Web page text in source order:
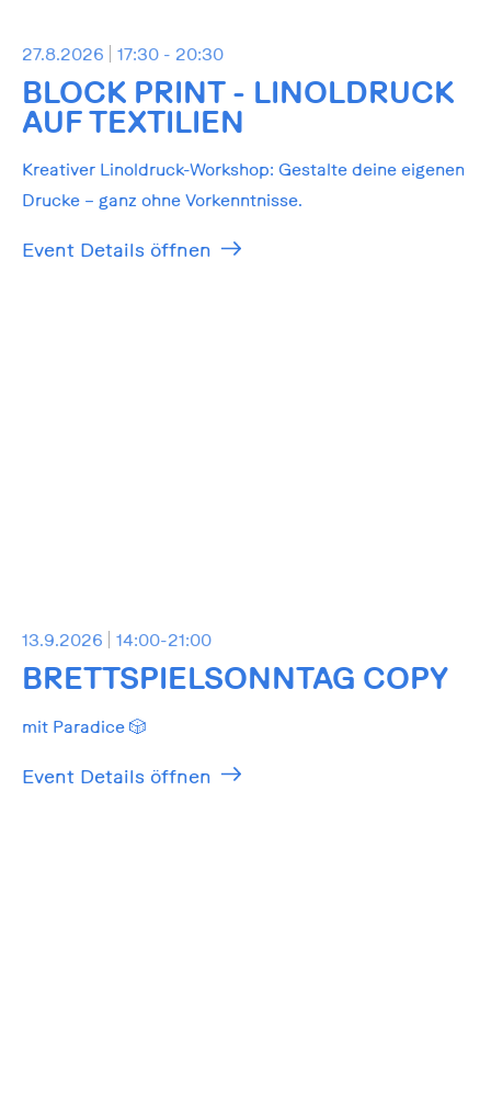
27.8.2026 17:30 - 20:30
BLOCK PRINT - LINOLDRUCK
AUF TEXTILIEN
Kreativer Linoldruck-Workshop: Gestalte deine eigenen
Drucke – ganz ohne Vorkenntnisse.
Event Details öffnen
13.9.2026 14:00-21:00
BRETTSPIELSONNTAG COPY
mit Paradice 🎲
Event Details öffnen